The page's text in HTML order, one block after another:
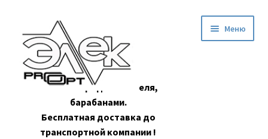
навигации
содержимому
Оптовая продажа кабеля,
барабанами.
Бесплатная доставка до
транспортной компании !
Меню